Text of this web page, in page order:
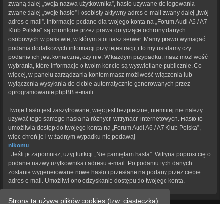
Strona ta używa plików cookies (tzw. ciasteczka)
zwaną dalej „twoja nazwa użytkownika”, hasło używane do logowania
zwane dalej „twoje hasło” i osobisty aktywny adres e-mail zwany dalej „twój
adres e-mail”. Informacje podane dla twojego konta na „Forum Audi A6 / A7
Klub Polska” są chronione przez prawa dotyczące ochrony danych
osobowych w państwie, w którym stoi nasz serwer. Mamy prawo wymagać
podania dodatkowych informacji przy rejestracji, i to my ustalamy czy
podanie ich jest konieczne, czy nie. W każdym przypadku, masz możliwość
wybrania, które informacje o twoim koncie są wyświetlane publicznie. Co
więcej, w panelu zarządzania kontem masz możliwość włączenia lub
wyłączenia wysyłania do ciebie automatycznie generowanych przez
oprogramowanie phpBB e-maili.
Twoje hasło jest zaszyfrowane, więc jest bezpieczne, niemniej nie należy
używać tego samego hasła na różnych witrynach internetowych. Hasło to
umożliwia dostęp do twojego konta na „Forum Audi A6 / A7 Klub Polska”,
więc chroń je i w żadnym wypadku nie podawaj
nikomu
. Jeśli je zapomnisz, użyj funkcji „Nie pamiętam hasła”. Witryna poprosi cię o
podanie nazwy użytkownika i adresu e-mail. Po podaniu tych danych
zostanie wygenerowane nowe hasło i przesłane na podany przez ciebie
adres e-mail. Umożliwi ono odzyskanie dostępu do twojego konta.